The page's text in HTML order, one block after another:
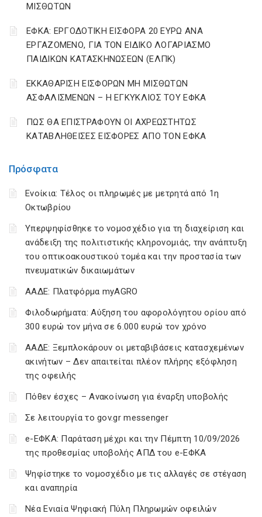
Πρόσφατα
Ενοίκια: Τέλος οι πληρωμές με μετρητά από 1η
Οκτωβρίου
Υπερψηφίσθηκε το νομοσχέδιο για τη διαχείριση και
ανάδειξη της πολιτιστικής κληρονομιάς, την ανάπτυξη
του οπτικοακουστικού τομέα και την προστασία των
πνευματικών δικαιωμάτων
ΑΑΔΕ: Πλατφόρμα myAGRO
Φιλοδωρήματα: Αύξηση του αφορολόγητου ορίου από
300 ευρώ τον μήνα σε 6.000 ευρώ τον χρόνο
ΑΑΔΕ: Ξεμπλοκάρουν οι μεταβιβάσεις κατασχεμένων
ακινήτων – Δεν απαιτείται πλέον πλήρης εξόφληση
της οφειλής
Πόθεν έσχες – Ανακοίνωση για έναρξη υποβολής
Σε λειτουργία το gov.gr messenger
e-ΕΦΚΑ: Παράταση μέχρι και την Πέμπτη 10/09/2026
της προθεσμίας υποβολής ΑΠΔ του e-ΕΦΚΑ
Ψηφίστηκε το νομοσχέδιο με τις αλλαγές σε στέγαση
και αναπηρία
Νέα Ενιαία Ψηφιακή Πύλη Πληρωμών οφειλών
ΜΙΣΘΩΤΩΝ
ΕΦΚΑ: ΕΡΓΟΔΟΤΙΚΗ ΕΙΣΦΟΡΑ 20 ΕΥΡΩ ΑΝΑ
ΕΡΓΑΖΟΜΕΝΟ, ΓΙΑ ΤΟΝ ΕΙΔΙΚΟ ΛΟΓΑΡΙΑΣΜΟ
ΠΑΙΔΙΚΩΝ ΚΑΤΑΣΚΗΝΩΣΕΩΝ (ΕΛΠΚ)
ΕΚΚΑΘΑΡΙΣΗ ΕΙΣΦΟΡΩΝ ΜΗ ΜΙΣΘΩΤΩΝ
ΑΣΦΑΛΙΣΜΕΝΩΝ – Η ΕΓΚΥΚΛΙΟΣ ΤΟΥ ΕΦΚΑ
ΠΩΣ ΘΑ ΕΠΙΣΤΡΑΦΟΥΝ ΟΙ ΑΧΡΕΩΣΤΗΤΩΣ
ΚΑΤΑΒΛΗΘΕΙΣΕΣ ΕΙΣΦΟΡΕΣ ΑΠΟ ΤΟΝ ΕΦΚΑ